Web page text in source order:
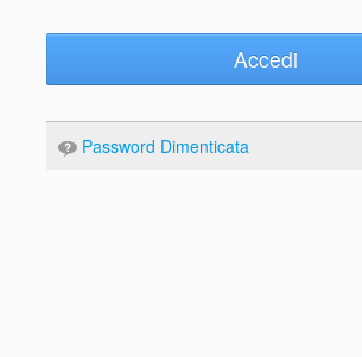
Accedi
Password Dimenticata